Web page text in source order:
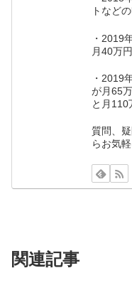
トなど
・2019
月40万
・2019
が月65
と月110
質問、
らお気
関連記事